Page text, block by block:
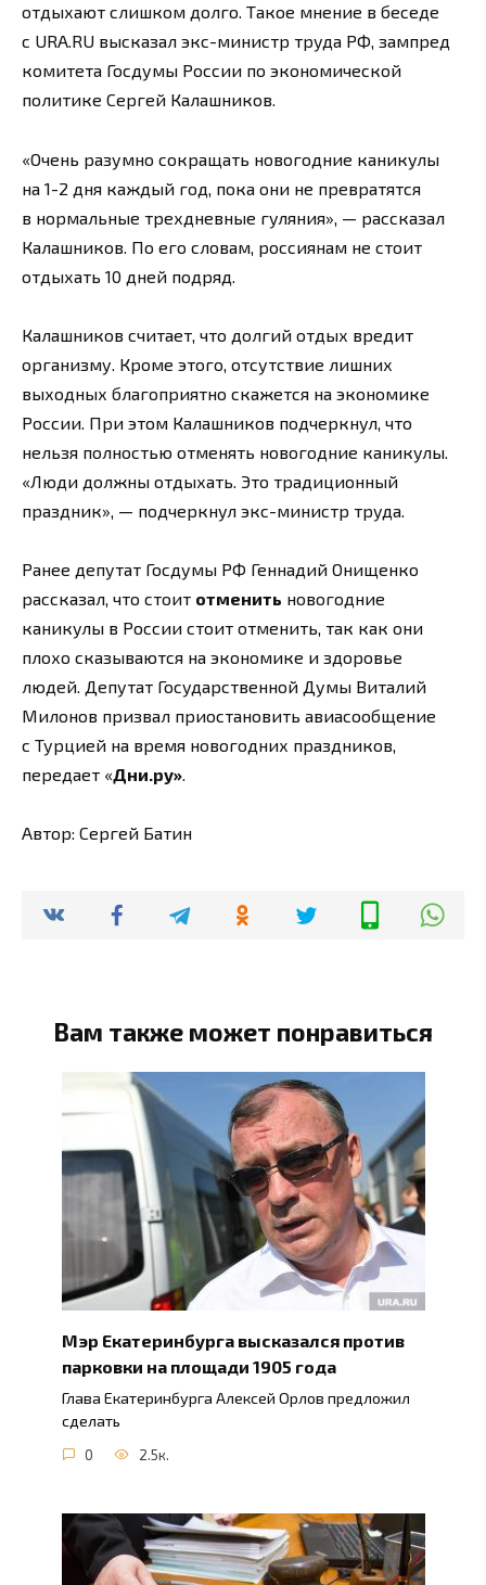
отдыхают слишком долго. Такое мнение в беседе
с URA.RU высказал экс-министр труда РФ, зампред
комитета Госдумы России по экономической
политике Сергей Калашников.
«Очень разумно сокращать новогодние каникулы
на 1-2 дня каждый год, пока они не превратятся
в нормальные трехдневные гуляния», — рассказал
Калашников. По его словам, россиянам не стоит
отдыхать 10 дней подряд.
Калашников считает, что долгий отдых вредит
организму. Кроме этого, отсутствие лишних
выходных благоприятно скажется на экономике
России. При этом Калашников подчеркнул, что
нельзя полностью отменять новогодние каникулы.
«Люди должны отдыхать. Это традиционный
праздник», — подчеркнул экс-министр труда.
Ранее депутат Госдумы РФ Геннадий Онищенко
рассказал, что стоит отменить новогодние
каникулы в России стоит отменить, так как они
плохо сказываются на экономике и здоровье
людей. Депутат Государственной Думы Виталий
Милонов призвал приостановить авиасообщение
с Турцией на время новогодних праздников,
передает «Дни.ру».
Автор: Сергей Батин
Вам также может понравиться
Мэр Екатеринбурга высказался против
парковки на площади 1905 года
Глава Екатеринбурга Алексей Орлов предложил
сделать
0 2.5к.